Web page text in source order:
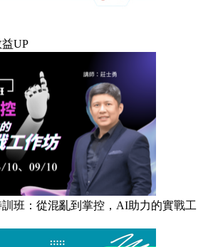
UP
班：從混亂到掌控，AI助力的實戰工